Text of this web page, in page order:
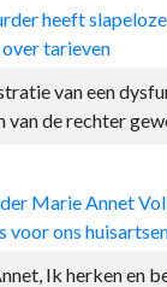
heeft
tarieven
van een
de rechter
Marie Annet
voor ons
Ik herken en